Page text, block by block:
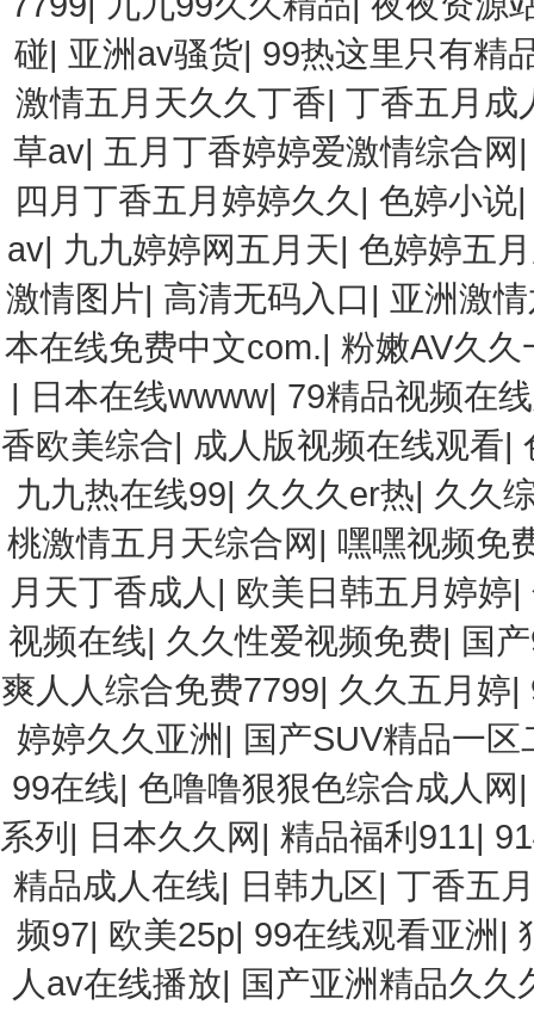
碰| 亚洲av骚货| 99热这里只有精
激情五月天久久丁香|丁香五月成
草av| 五月丁香婷婷爱激情综合网
四月丁香五月婷婷久久 | 色婷小说
av| 九九婷婷网五月天| 色婷婷五
激情图片| 高清无码入口 | 亚洲激
本在线免费中文com.| 粉嫩AV久
| 日本在线wwww| 79精品视频在
香欧美综合| 成人版视频在线观看|
九九热在线99| 久久久er热| 久久
桃激情五月天综合网| 嘿嘿视频免
月天丁香成人 | 欧美日韩五月婷婷|
视频在线| 久久性爱视频免费| 国
爽人人综合免费7799| 久久五月婷|
婷婷久久亚洲 | 国产SUV精品一区
99在线| 色噜噜狠狠色综合成人网
系列 | 日本久久网| 精品福利911|
精品成人在线| 日韩九区| 丁香五
频97| 欧美25p| 99在线观看亚洲 |
人av在线播放| 国产亚洲精品久